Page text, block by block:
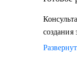
логичную
•
• Хотите